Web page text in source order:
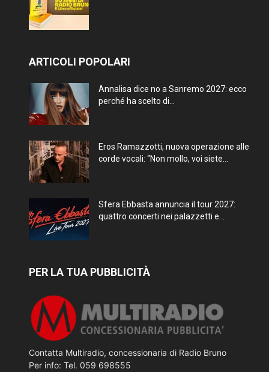
ARTICOLI POPOLARI
Annalisa dice no a Sanremo 2027: ecco
perché ha scelto di...
Eros Ramazzotti, nuova operazione alle
corde vocali: “Non mollo, voi siete...
Sfera Ebbasta annuncia il tour 2027:
quattro concerti nei palazzetti e...
PER LA TUA PUBBLICITÀ
Contatta Multiradio, concessionaria di Radio Bruno
Per info: Tel. 059 698555